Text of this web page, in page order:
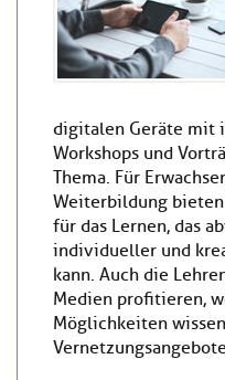
digitalen Geräte mit
Workshops und
Thema. Für
Weiterbildung
für das Lernen, das
individueller und
kann. Auch die
Medien profitieren,
Möglichkeiten